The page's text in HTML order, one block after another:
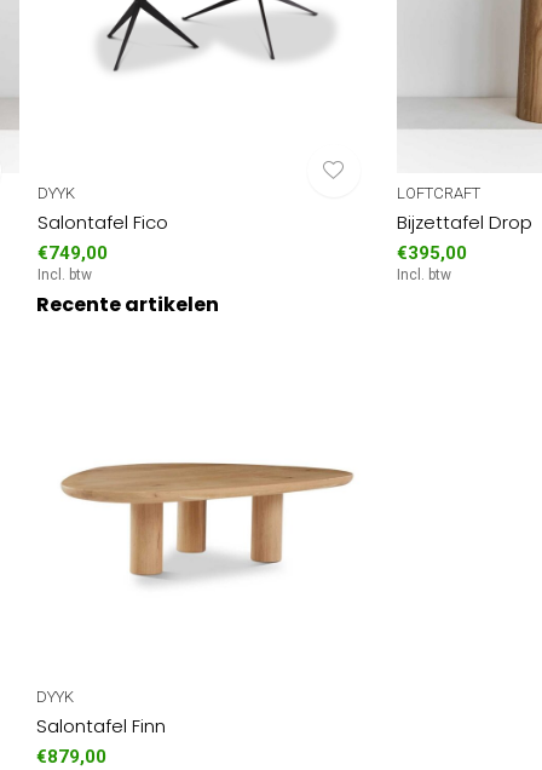
DYYK
Salontafel Fico
€749,00
Incl. btw
LOFTCRAFT
Bijzettafel Drop
€395,00
Incl. btw
Recente artikelen
DYYK
Salontafel Finn
€879,00